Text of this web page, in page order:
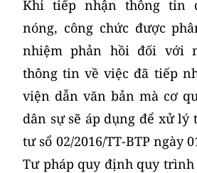
Khi tiếp nhận thông tin
nóng, công chức được
nhiệm phản hồi đối với
thông tin về việc đã tiếp
viện dẫn văn bản mà cơ
dân sự sẽ áp dụng để xử lý
tư sổ 02/2016/TT-BTP ngày
Tư pháp quy định quy